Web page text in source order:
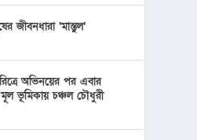
জীবনধারা ‘মাস্তুল’
অভিনয়ের পর এবার
ভূমিকায় চঞ্চল চৌধুরী